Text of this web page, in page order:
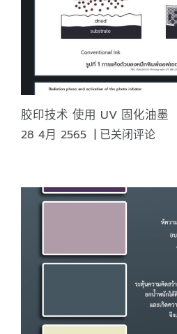
胶印技术 使用 UV 固化油墨
28 4月 2565 | 胶
术
使
固
化
已关闭评论